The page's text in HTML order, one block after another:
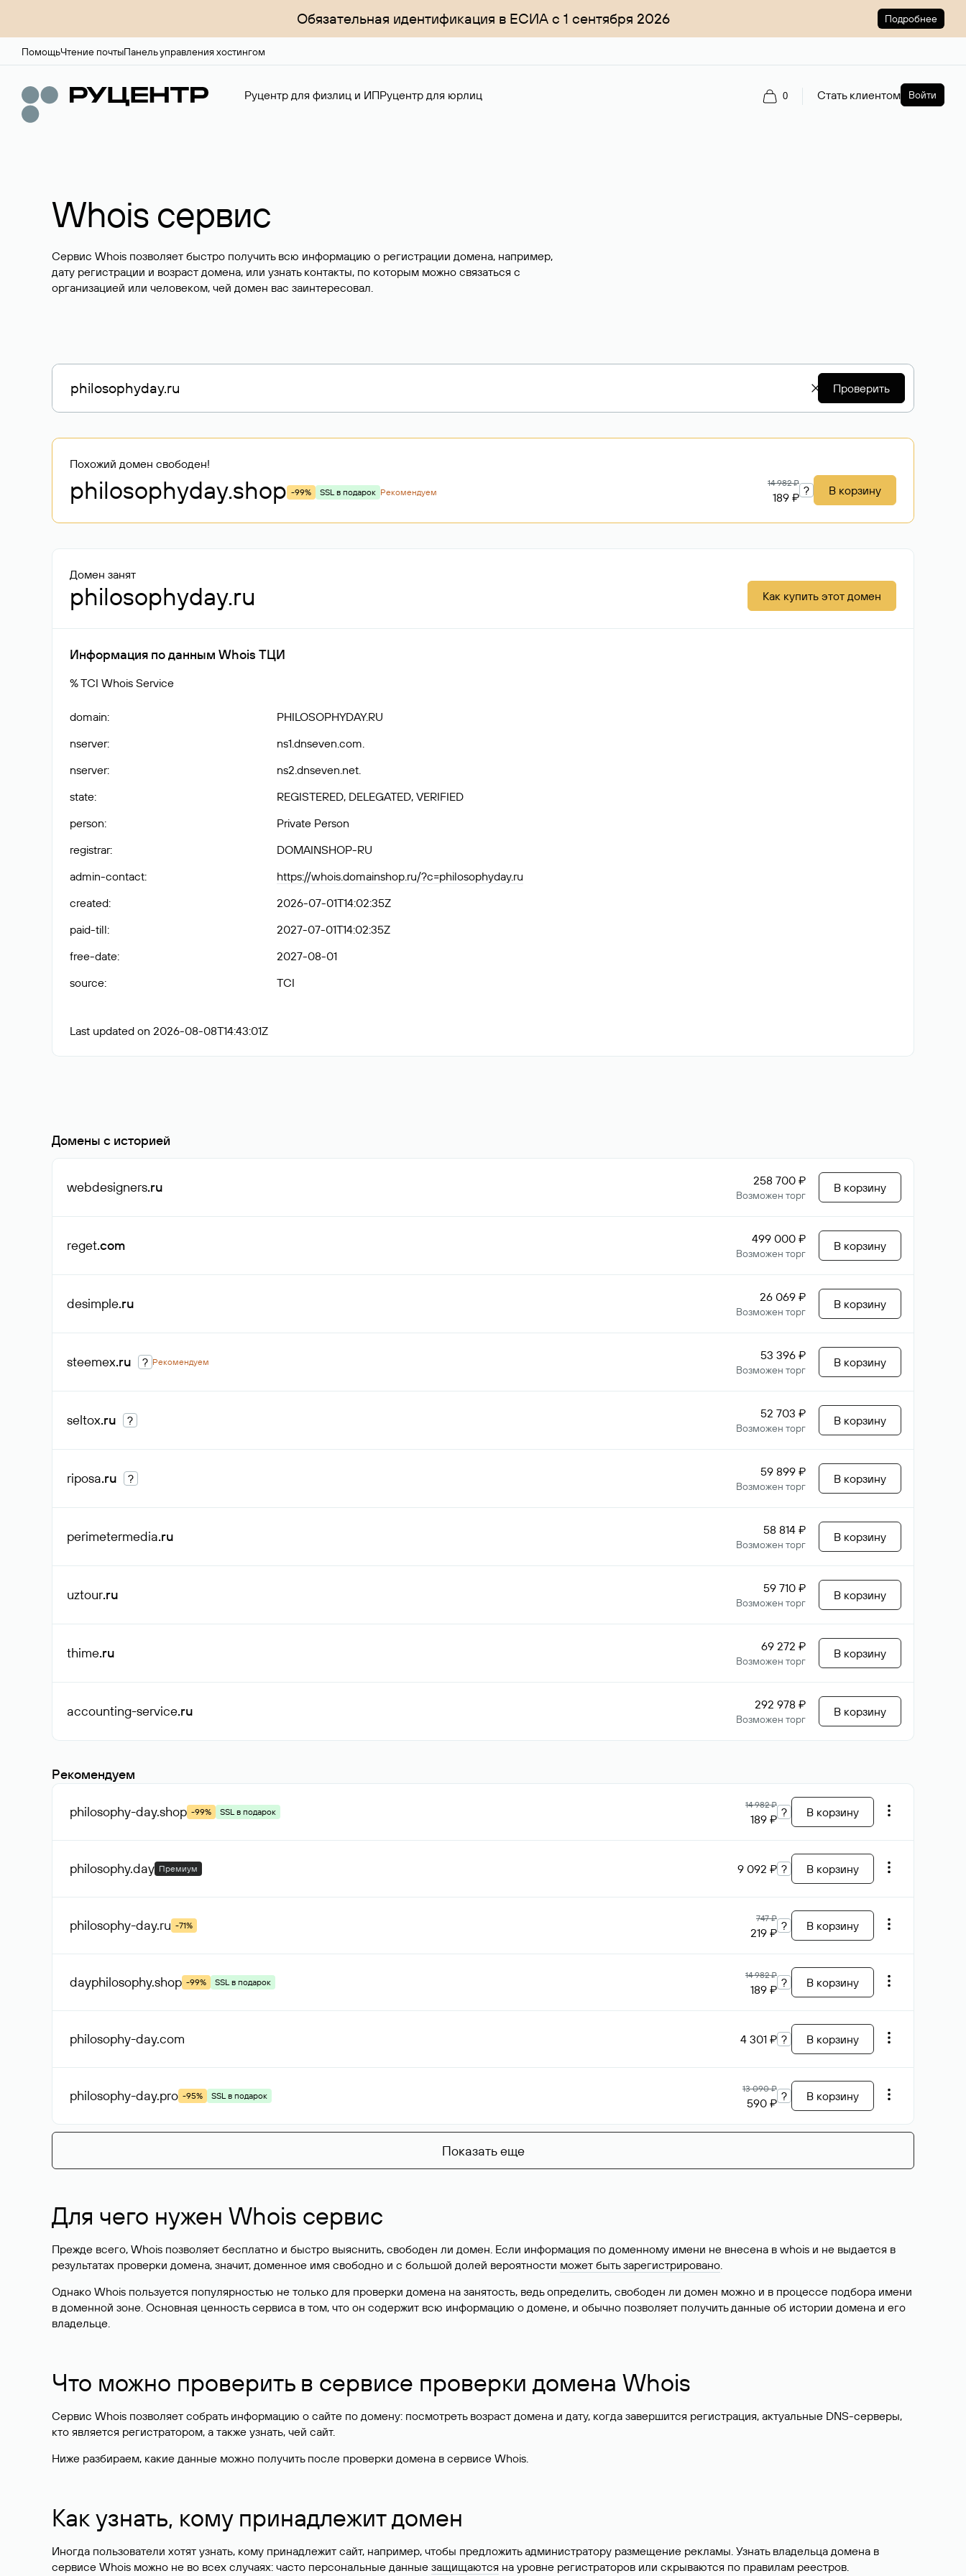
Обязательная идентификация в ЕСИА с 1 сентября 2026 Подробнее
ПомощьЧтение почтыПанель управления хостингом
Руцентр для физлиц и ИПРуцентр для юрлиц 0 Стать клиентом Войти
Whois сервис
Сервис Whois позволяет быстро получить всю информацию о регистрации домена, например,
дату регистрации и возраст домена, или узнать контакты, по которым можно связаться с
организацией или человеком, чей домен вас заинтересовал.
Проверить
Похожий домен свободен!
philosophyday.shop -99% SSL в подарок Рекомендуем
14 982 ₽
189 ₽ ? В корзину
Домен занят
philosophyday.ru Как купить этот домен
Информация по данным Whois ТЦИ
% TCI Whois Service
domain:
PHILOSOPHYDAY.RU
nserver:
ns1.dnseven.com.
nserver:
ns2.dnseven.net.
state:
REGISTERED, DELEGATED, VERIFIED
person:
Private Person
registrar:
DOMAINSHOP-RU
admin-contact:
https://whois.domainshop.ru/?c=philosophyday.ru
created:
2026-07-01T14:02:35Z
paid-till:
2027-07-01T14:02:35Z
free-date:
2027-08-01
source: TCI
Last updated on 2026-08-08T14:43:01Z
Домены с историей
webdesigners.ru 258 700 ₽
Возможен торг
В корзину
reget.com 499 000 ₽
Возможен торг
В корзину
desimple.ru 26 069 ₽
Возможен торг
В корзину
steemex.ru ? Рекомендуем 53 396 ₽
Возможен торг
В корзину
seltox.ru ? 52 703 ₽
Возможен торг
В корзину
riposa.ru ? 59 899 ₽
Возможен торг
В корзину
perimetermedia.ru 58 814 ₽
Возможен торг
В корзину
uztour.ru 59 710 ₽
Возможен торг
В корзину
thime.ru 69 272 ₽
Возможен торг
В корзину
accounting-service.ru 292 978 ₽
Возможен торг
В корзину
Рекомендуем
philosophy-day.shop -99% SSL в подарок
14 982 ₽
189 ₽ ? В корзину
philosophy.day Премиум 9 092 ₽ ? В корзину
philosophy-day.ru -71%
747 ₽
219 ₽ ? В корзину
dayphilosophy.shop -99% SSL в подарок
14 982 ₽
189 ₽ ? В корзину
philosophy-day.com 4 301 ₽ ? В корзину
philosophy-day.pro -95% SSL в подарок
13 090 ₽
590 ₽ ? В корзину
Показать еще
Для чего нужен Whois сервис
Прежде всего, Whois позволяет бесплатно и быстро выяснить, свободен ли домен. Если информация по доменному имени не внесена в whois и не выдается в
результатах проверки домена, значит, доменное имя свободно и с большой долей вероятности может быть зарегистрировано.
Однако Whois пользуется популярностью не только для проверки домена на занятость, ведь определить, свободен ли домен можно и в процессе подбора имени
в доменной зоне. Основная ценность сервиса в том, что он содержит всю информацию о домене, и обычно позволяет получить данные об истории домена и его
владельце.
Что можно проверить в сервисе проверки домена Whois
Сервис Whois позволяет собрать информацию о сайте по домену: посмотреть возраст домена и дату, когда завершится регистрация, актуальные DNS-серверы,
кто является регистратором, а также узнать, чей сайт.
Ниже разбираем, какие данные можно получить после проверки домена в сервисе Whois.
Как узнать, кому принадлежит домен
Иногда пользователи хотят узнать, кому принадлежит сайт, например, чтобы предложить администратору размещение рекламы. Узнать владельца домена в
сервисе Whois можно не во всех случаях: часто персональные данные защищаются на уровне регистраторов или скрываются по правилам реестров.